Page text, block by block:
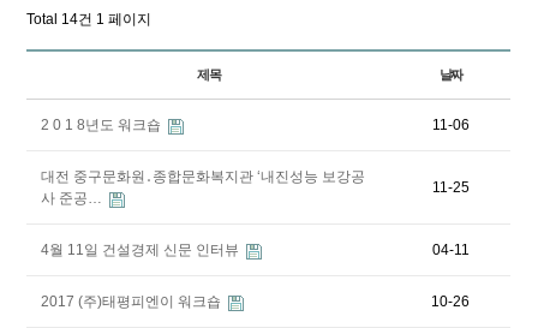
Total 14건 1 페이지
제목 날짜
2 0 1 8년도 워크숍 11-06
대전 중구문화원․종합문화복지관 ‘내진성능 보강공
사 준공…
11-25
4월 11일 건설경제 신문 인터뷰 04-11
2017 (주)태평피엔이 워크숍 10-26